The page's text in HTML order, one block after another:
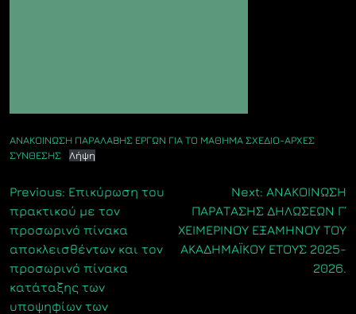
ΑΝΑΚΟΙΝΩΣΗ ΠΑΡΑΛΑΒΗΣ ΕΡΓΩΝ ΓΙΑ ΤΟ ΜΑΘΗΜΑ ΣΧΕΔΙΟ-ΑΡΧΕΣ
ΣΥΝΘΕΣΗΣ
Λήψη
Πλοήγηση
άρθρων
Previous: Επικύρωση του
πρακτικού με τον
προσωρινό πίνακα
αποκλεισθέντων και τον
προσωρινό πίνακα
κατάταξης των
υποψηφίων των
Next: ΑΝΑΚΟΙΝΩΣΗ
ΠΑΡΑΤΑΣΗΣ ΔΗΛΩΣΕΩΝ Γ΄
ΧΕΙΜΕΡΙΝΟΥ ΕΞΑΜΗΝΟΥ ΤΟΥ
ΑΚΑΔΗΜΑΪΚΟΥ ΕΤΟΥΣ 2025-
2026.